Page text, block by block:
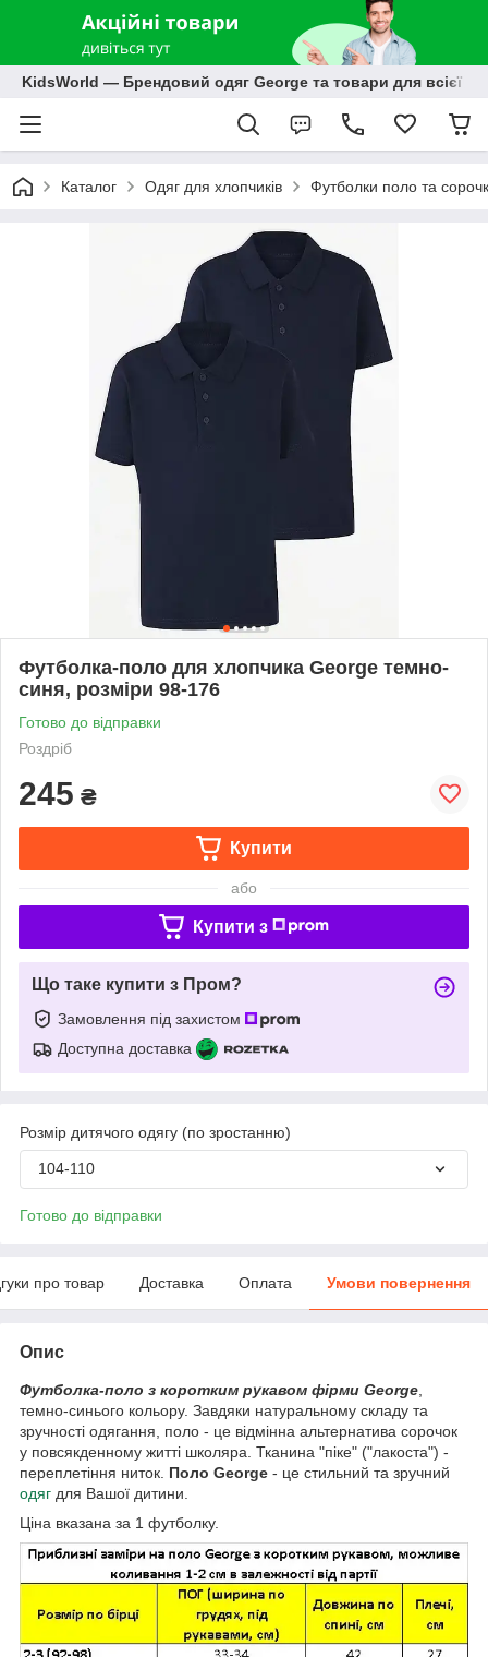
KidsWorld — Брендовий одяг George та товари для всієї
Каталог Одяг для хлопчиків Футболки поло та
Футболка-поло для хлопчика George темно-
синя, розміри 98-176
Готово до відправки
Роздріб
245 ₴
Купити
або
Купити з
Що таке купити з Пром?
Замовлення під захистом
Доступна доставка
Розмір дитячого одягу (по зростанню)
104-110
Готово до відправки
про товар Доставка Оплата Умови повернення
Опис
Футболка-поло з коротким рукавом фірми George
темно-синього кольору. Завдяки натуральному складу та
зручності одягання, поло - це відмінна альтернатива сорочок
у повсякденному житті школяра. Тканина "піке" ("лакоста") -
переплетіння ниток. Поло George - це стильний та зручний
одяг для Вашої дитини.
Ціна вказана за 1 футболку.